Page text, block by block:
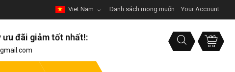
Danh sách mong muốn Your Account
Viet Nam
ưu đãi giảm tốt nhất!: